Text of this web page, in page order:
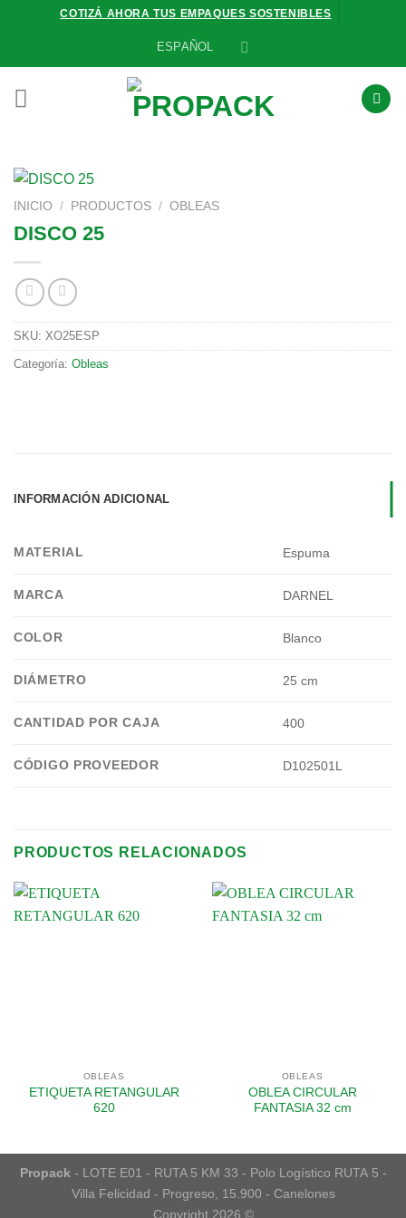
COTIZÁ AHORA TUS EMPAQUES SOSTENIBLES
ESPAÑOL
INICIO / PRODUCTOS / OBLEAS
DISCO 25
SKU: XO25ESP
Categoría: Obleas
INFORMACIÓN ADICIONAL
MATERIAL Espuma
MARCA DARNEL
COLOR Blanco
DIÁMETRO 25 cm
CANTIDAD POR CAJA 400
CÓDIGO PROVEEDOR D102501L
PRODUCTOS RELACIONADOS
OBLEAS
ETIQUETA RETANGULAR
620
OBLEAS
OBLEA CIRCULAR
FANTASIA 32 cm
Propack - LOTE E01 - RUTA 5 KM 33 - Polo Logístico RUTA 5 -
Villa Felicidad - Progreso, 15.900 - Canelones
Copyright 2026 ©